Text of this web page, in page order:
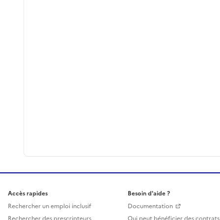
Accès rapides
Rechercher un emploi inclusif
Besoin d'aide ?
Documentation